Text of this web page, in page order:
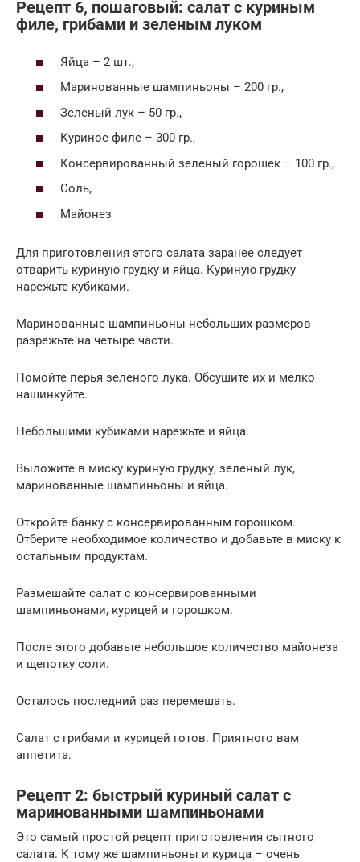
Рецепт 6, пошаговый: салат с куриным
филе, грибами и зеленым луком
Яйца – 2 шт.,
Маринованные шампиньоны – 200 гр.,
Зеленый лук – 50 гр.,
Куриное филе – 300 гр.,
Консервированный зеленый горошек – 100 гр.,
Соль,
Майонез
Для приготовления этого салата заранее следует
отварить куриную грудку и яйца. Куриную грудку
нарежьте кубиками.
Маринованные шампиньоны небольших размеров
разрежьте на четыре части.
Помойте перья зеленого лука. Обсушите их и мелко
нашинкуйте.
Небольшими кубиками нарежьте и яйца.
Выложите в миску куриную грудку, зеленый лук,
маринованные шампиньоны и яйца.
Откройте банку с консервированным горошком.
Отберите необходимое количество и добавьте в миску к
остальным продуктам.
Размешайте салат с консервированными
шампиньонами, курицей и горошком.
После этого добавьте небольшое количество майонеза
и щепотку соли.
Осталось последний раз перемешать.
Салат с грибами и курицей готов. Приятного вам
аппетита.
Рецепт 2: быстрый куриный салат с
маринованными шампиньонами
Это самый простой рецепт приготовления сытного
салата. К тому же шампиньоны и курица – очень